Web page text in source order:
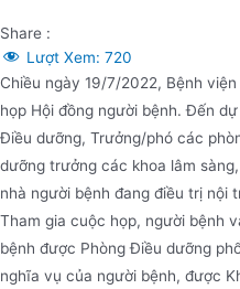
Share :
Lượt Xem: 720
Chiều ngày 19/7/2022, Bệnh
họp Hội đồng người bệnh. Đến
Điều dưỡng, Trưởng/phó các
dưỡng trưởng các khoa lâm
nhà người bệnh đang điều trị nội
Tham gia cuộc họp, người bệnh
bệnh được Phòng Điều dưỡng
nghĩa vụ của người bệnh, được